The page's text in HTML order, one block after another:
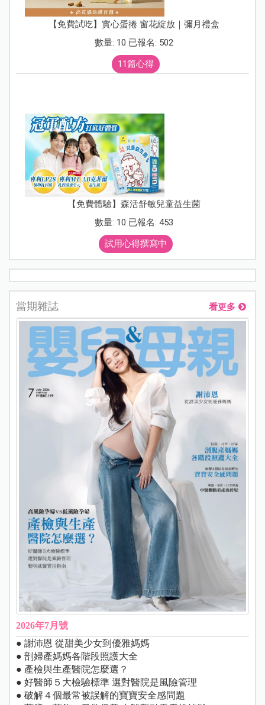
【免費試吃】實心蛋捲 窗花綻放｜彌月禮盒
數量: 10 已報名: 502
11篇心得
【免費體驗】森活舒敏兒童益生菌
數量: 10 已報名: 453
試用心得撰寫中
當期雜誌 看更多
2026年7月號
● 謝沛恩 從甜美少女到優雅媽媽
● 剖婦產媽媽各階段照護大全
● 產檢與生產醫院怎麼選？
● 好醫師５大檢驗標準 選對醫院是風險管理
● 破解４個最常被誤解的寶寶安全感問題